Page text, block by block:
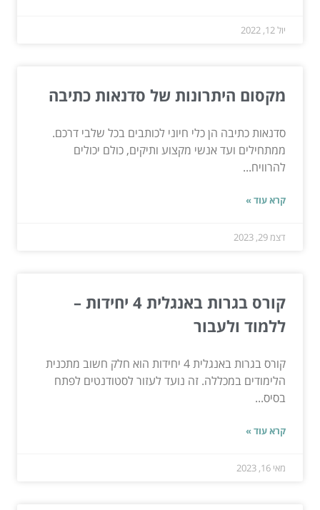
יול 12, 2022
מקסום היתרונות של סדנאות כתיבה
סדנאות כתיבה הן כלי חיוני לכותבים בכל שלבי דרכם.
ממתחילים ועד אנשי מקצוע ותיקים, כולם יכולים
להרוויח...
קרא עוד »
דצמ 29, 2023
קורס בגרות באנגלית 4 יחידות –
ללמוד ולעבור
קורס בגרות באנגלית 4 יחידות הוא חלק חשוב מתכנית
הלימודים במכללה. זה נועד לעזור לסטודנטים לפתח
בסיס...
קרא עוד »
מאי 16, 2023